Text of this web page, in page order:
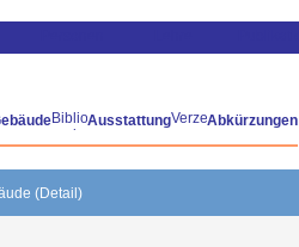
Ausstattung Abkürzungen
(Detail)